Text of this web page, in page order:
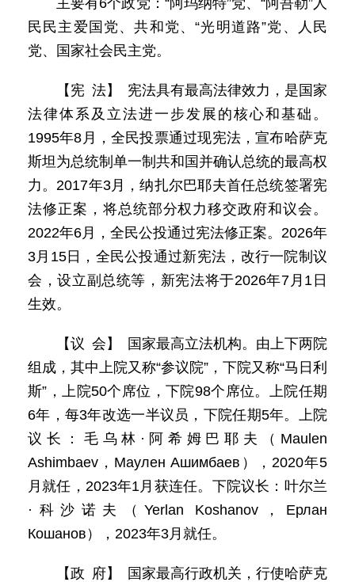
主要有6个政党：“阿玛纳特”党、“阿吾勒”人
民民主爱国党、共和党、“光明道路”党、人民
党、国家社会民主党。
【宪 法】 宪法具有最高法律效力，是国家
法律体系及立法进一步发展的核心和基础。
1995年8月，全民投票通过现宪法，宣布哈萨克
斯坦为总统制单一制共和国并确认总统的最高权
力。2017年3月，纳扎尔巴耶夫首任总统签署宪
法修正案，将总统部分权力移交政府和议会。
2022年6月，全民公投通过宪法修正案。2026年
3月15日，全民公投通过新宪法，改行一院制议
会，设立副总统等，新宪法将于2026年7月1日
生效。
【议 会】 国家最高立法机构。由上下两院
组成，其中上院又称“参议院”，下院又称“马日利
斯”，上院50个席位，下院98个席位。上院任期
6年，每3年改选一半议员，下院任期5年。上院
议长：毛乌林·阿希姆巴耶夫（Maulen
Ashimbaev，Маулен Ашимбаев），2020年5
月就任，2023年1月获连任。下院议长：叶尔兰
·科沙诺夫（Yerlan Koshanov，Ерлан
Кошанов），2023年3月就任。
【政 府】 国家最高行政机关，行使哈萨克